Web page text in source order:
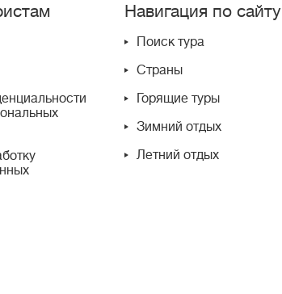
Навигация по сайту
Поиск тура
Страны
Горящие туры
Зимний отдых
Летний отдых